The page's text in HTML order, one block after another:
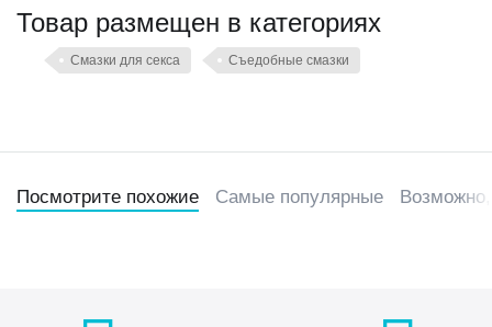
Товар размещен в категориях
Смазки для секса Съедобные смазки
Посмотрите похожие Самые популярные Возможно,